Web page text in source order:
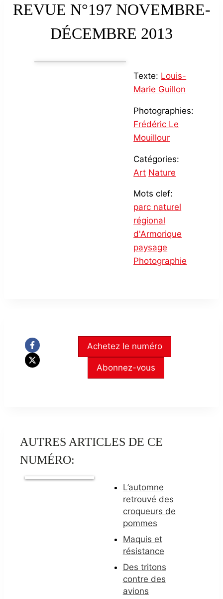
REVUE N°197 NOVEMBRE-
DÉCEMBRE 2013
Texte: Louis-
Marie Guillon
Photographies:
Frédéric Le
Mouillour
Catégories:
Art Nature
Mots clef:
parc naturel
régional
d'Armorique
paysage
Photographie
Achetez le numéro
Abonnez-vous
AUTRES ARTICLES DE CE
NUMÉRO:
L’automne
retrouvé des
croqueurs de
pommes
Maquis et
résistance
Des tritons
contre des
avions